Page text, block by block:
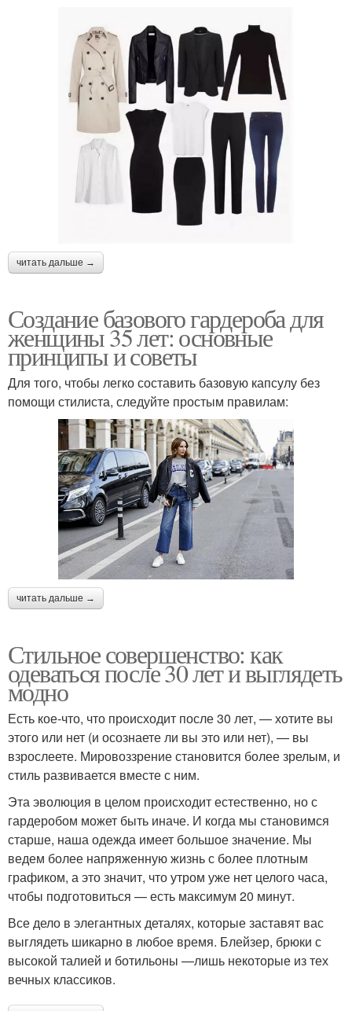
читать дальше →
Создание базового гардероба для
женщины 35 лет: основные
принципы и советы
Для того, чтобы легко составить базовую капсулу без
помощи стилиста, следуйте простым правилам:
читать дальше →
Стильное совершенство: как
одеваться после 30 лет и выглядеть
модно
Есть кое-что, что происходит после 30 лет, — хотите вы
этого или нет (и осознаете ли вы это или нет), — вы
взрослеете. Мировоззрение становится более зрелым, и
стиль развивается вместе с ним.
Эта эволюция в целом происходит естественно, но с
гардеробом может быть иначе. И когда мы становимся
старше, наша одежда имеет большое значение. Мы
ведем более напряженную жизнь с более плотным
графиком, а это значит, что утром уже нет целого часа,
чтобы подготовиться — есть максимум 20 минут.
Все дело в элегантных деталях, которые заставят вас
выглядеть шикарно в любое время. Блейзер, брюки с
высокой талией и ботильоны —лишь некоторые из тех
вечных классиков.